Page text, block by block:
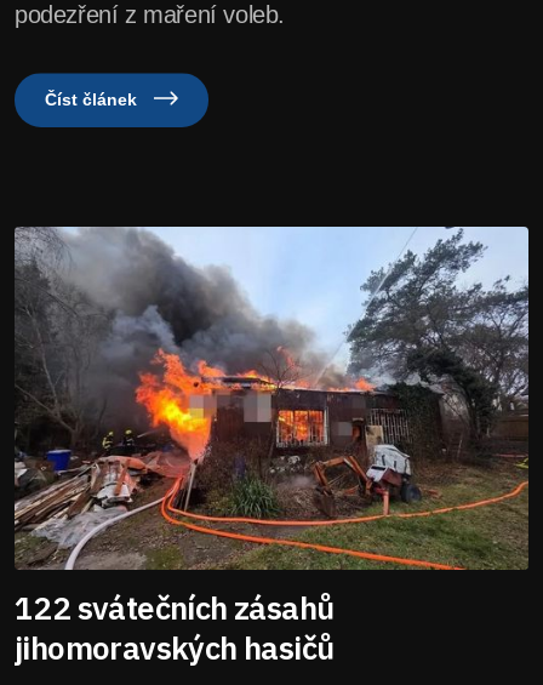
podezření z maření voleb.
Číst článek
122 svátečních zásahů
jihomoravských hasičů